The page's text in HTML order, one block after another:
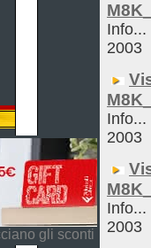
gli sconti
Info...
2003
Info...
2003
Info...
2003